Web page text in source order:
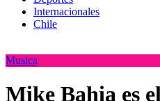
Internacionales
Chile
Musica
Mike Bahia es